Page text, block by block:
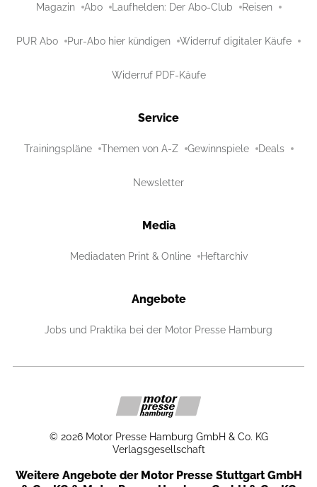
Magazin Abo Laufhelden: Der Abo-Club Reisen
PUR Abo Pur-Abo hier kündigen Widerruf digitaler Käufe
Widerruf PDF-Käufe
Service
Trainingspläne Themen von A-Z Gewinnspiele Deals
Newsletter
Media
Mediadaten Print & Online Heftarchiv
Angebote
Jobs und Praktika bei der Motor Presse Hamburg
© 2026 Motor Presse Hamburg GmbH & Co. KG
Verlagsgesellschaft
Weitere Angebote der Motor Presse Stuttgart GmbH